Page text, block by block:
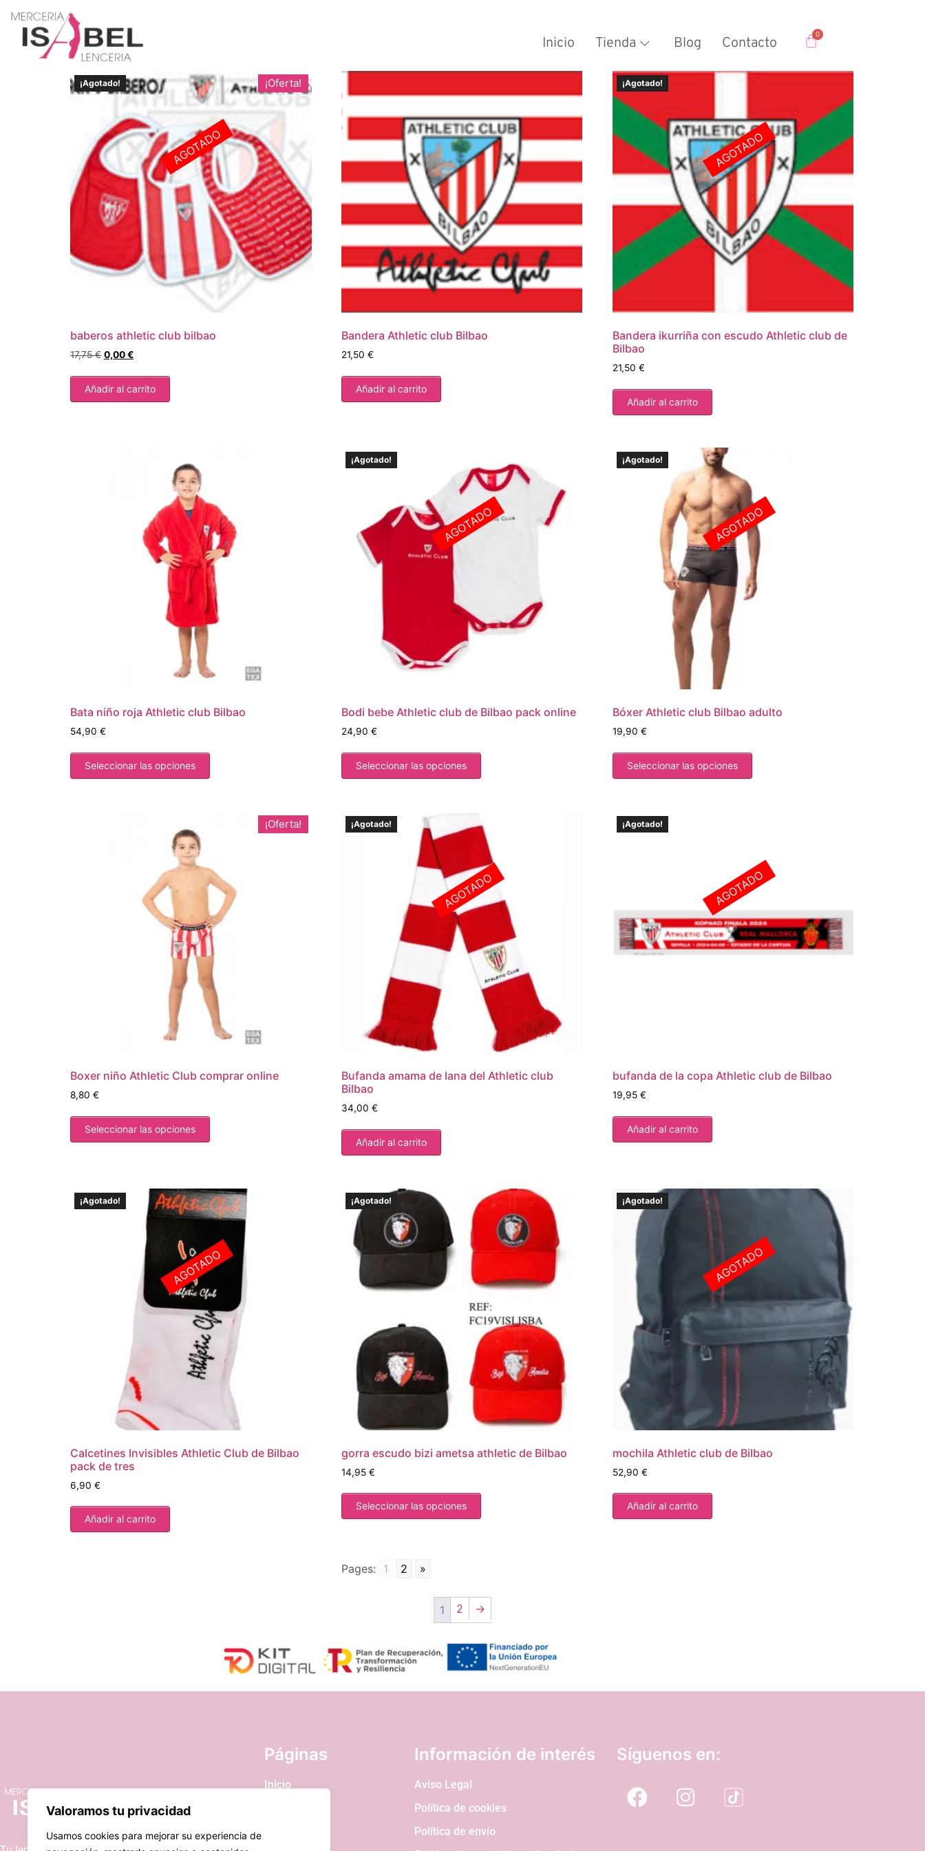
Valoramos tu privacidad
Usamos cookies para mejorar su experiencia de
Inicio Tienda Blog Contacto
¡Agotado! ¡Oferta!
baberos athletic club bilbao
17,75€ 0,00€
Añadir al carrito
AGOTADO
Bandera Athletic club Bilbao
21,50 €
Añadir al carrito
¡Agotado!
Bandera ikurriña con escudo Athletic club de
Bilbao
21,50 €
Añadir al carrito
AGOTADO
Bata niño roja Athletic club Bilbao
54,90 €
Seleccionar las opciones
¡Agotado!
Bodi bebe Athletic club de Bilbao pack online
24,90 €
Seleccionar las opciones
AGOTADO
¡Agotado!
Bóxer Athletic club Bilbao adulto
19,90 €
Seleccionar las opciones
AGOTADO
¡Oferta!
Boxer niño Athletic Club comprar online
8,80 €
Seleccionar las opciones
¡Agotado!
Bufanda amama de lana del Athletic club
Bilbao
34,00 €
Añadir al carrito
AGOTADO
¡Agotado!
bufanda de la copa Athletic club de Bilbao
19,95 €
Añadir al carrito
AGOTADO
¡Agotado!
Calcetines Invisibles Athletic Club de Bilbao
pack de tres
6,90 €
Añadir al carrito
AGOTADO
¡Agotado!
gorra escudo bizi ametsa athletic de Bilbao
14,95 €
Seleccionar las opciones
¡Agotado!
mochila Athletic club de Bilbao
52,90 €
Añadir al carrito
AGOTADO
Pages: 1 2 »
1 2 →
Páginas
Inicio
Información de interés
Aviso Legal
Política de cookies
Política de envío
Síguenos en: